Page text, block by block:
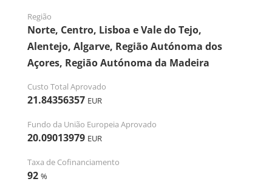
Região
Norte, Centro, Lisboa e Vale do Tejo,
Alentejo, Algarve, Região Autónoma dos
Açores, Região Autónoma da Madeira
Custo Total Aprovado
21.84356357 EUR
Fundo da União Europeia Aprovado
20.09013979 EUR
Taxa de Cofinanciamento
92 %